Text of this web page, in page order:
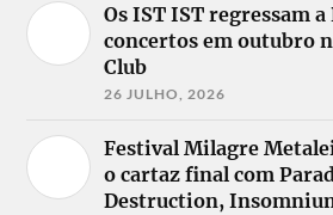
Os IST IST regressam
concertos em outubro
Club
26 JULHO, 2026
Festival Milagre
o cartaz final com
Destruction,